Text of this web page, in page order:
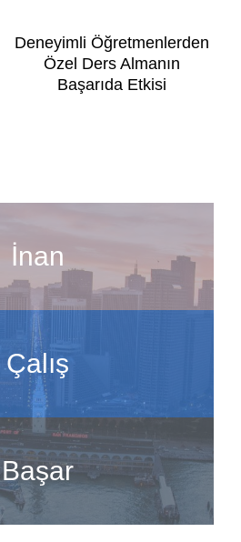
Deneyimli Öğretmenlerden
Özel Ders Almanın
Başarıda Etkisi
İnan
Çalış
Başar